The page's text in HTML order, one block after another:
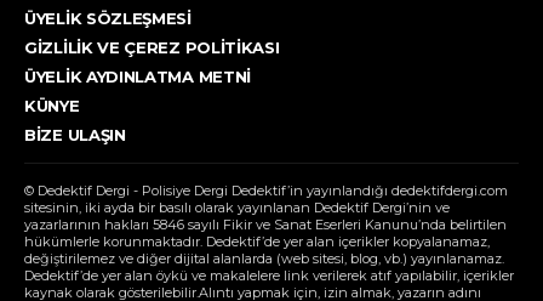
ÜYELIK SÖZLEŞMESI
GIZLILIK VE ÇEREZ POLITIKASI
ÜYELIK AYDINLATMA METNI
KÜNYE
BIZE ULAŞIN
© Dedektif Dergi - Polisiye Dergi Dedektif’in yayınlandığı dedektifdergi.com
sitesinin, iki ayda bir basılı olarak yayınlanan Dedektif Dergi’nin ve
yazarlarının hakları 5846 sayılı Fikir ve Sanat Eserleri Kanunu’nda belirtilen
hükümlerle korunmaktadır. Dedektif’de yer alan içerikler kopyalanamaz,
değiştirilemez ve diğer dijital alanlarda (web sitesi, blog, vb.) yayınlanamaz.
Dedektif’de yer alan öykü ve makalelere link verilerek atıf yapılabilir, içerikler
kaynak olarak gösterilebilir.Alıntı yapmak için, izin almak, yazarın adını